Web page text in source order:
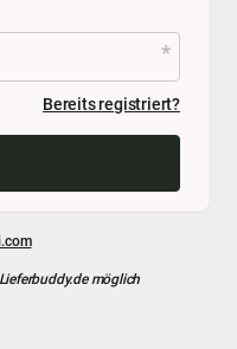
Bereits registriert?
möglich